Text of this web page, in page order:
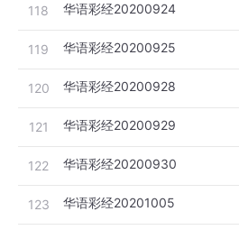
118 华语彩经20200924
119 华语彩经20200925
120 华语彩经20200928
121 华语彩经20200929
122 华语彩经20200930
123 华语彩经20201005